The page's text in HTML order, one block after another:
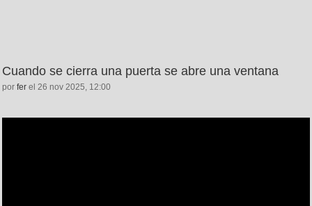
Cuando se cierra una puerta se abre una ventana
por fer el 26 nov 2025, 12:00